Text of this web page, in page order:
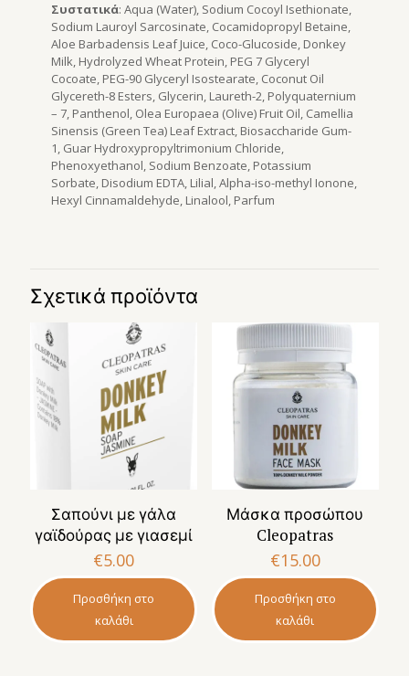
Συστατικά: Aqua (Water), Sodium Cocoyl Isethionate,
Sodium Lauroyl Sarcosinate, Cocamidopropyl Betaine,
Aloe Barbadensis Leaf Juice, Coco-Glucoside, Donkey
Milk, Hydrolyzed Wheat Protein, PEG 7 Glyceryl
Cocoate, PEG-90 Glyceryl Isostearate, Coconut Oil
Glycereth-8 Esters, Glycerin, Laureth-2, Polyquaternium
– 7, Panthenol, Olea Europaea (Olive) Fruit Oil, Camellia
Sinensis (Green Tea) Leaf Extract, Biosaccharide Gum-
1, Guar Hydroxypropyltrimonium Chloride,
Phenoxyethanol, Sodium Benzoate, Potassium
Sorbate, Disodium EDTA, Lilial, Alpha-iso-methyl Ionone,
Hexyl Cinnamaldehyde, Linalool, Parfum
Σχετικά προϊόντα
Σαπούνι με γάλα
γαϊδούρας με γιασεμί
€5.00
Προσθήκη στο
καλάθι
Μάσκα προσώπου
Cleopatras
€15.00
Προσθήκη στο
καλάθι